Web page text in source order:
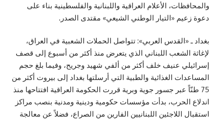
والمحافظات، الأعلام العراقية واللبنانية والفلسطينية بناء على
دعوة زعيم «التيار الوطني الشيعي» مقتدى الصدر.
بغداد ـ «القدس العربي»: تتواصل الحملات الشعبية في العراق،
لإغاثة الشعب اللبناني الذي يتعرض منذ أكثر من أسبوع إلى قصف
إسرائيلي عنيف خلف أكثر من ألفي شهيد وجريح، وفيما بلغ حجم
المساعدات الغذائية والطبية التي أرسلتها بغداد إلى بيروت أكثر من
75 طنّاً عبر جسور جوية وبرية قررت الحكومة العراقية افتتاحها منذ
اندلاع الحرب، بدأت مؤسسات حكومية ودينية ومدنية بنصب مراكز
استقبال اللاجئين اللبنانيين الفارين من الصراع، فضلاً عن معالجة